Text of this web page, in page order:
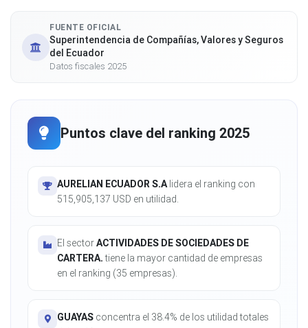
FUENTE OFICIAL
Superintendencia de Compañías, Valores y Seguros
del Ecuador
Datos fiscales 2025
Puntos clave del ranking 2025
AURELIAN ECUADOR S.Alidera el ranking con
515,905,137 USD en utilidad.
El sectorACTIVIDADES DE SOCIEDADES DE
CARTERA.tiene la mayor cantidad de empresas
en el ranking (35 empresas).
GUAYAS concentra el 38.4% de los utilidad totales